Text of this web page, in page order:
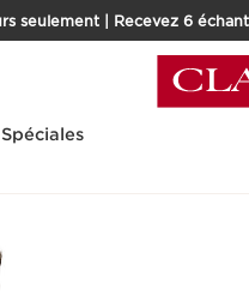
seulement | Recevez 6